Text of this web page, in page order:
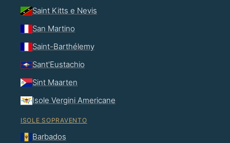
Saint Kitts e Nevis
San Martino
Saint-Barthélemy
Sant'Eustachio
Sint Maarten
Isole Vergini Americane
ISOLE SOPRAVENTO
Barbados